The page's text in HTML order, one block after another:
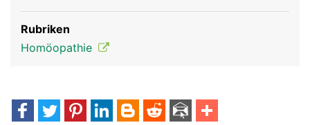
Rubriken
Homöopathie